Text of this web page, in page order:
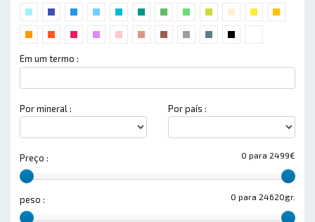
Em um termo :
Por mineral : Por país :
0 para 2499€
Preço :
0 para 24620gr.
peso :